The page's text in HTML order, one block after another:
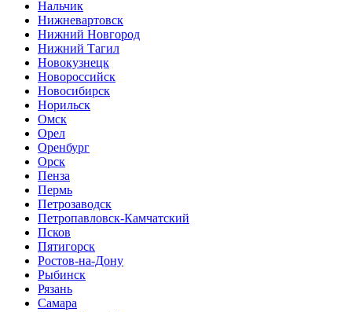
Нальчик
Нижневартовск
Нижний Новгород
Нижний Тагил
Новокузнецк
Новороссийск
Новосибирск
Норильск
Омск
Орел
Оренбург
Орск
Пенза
Пермь
Петрозаводск
Петропавловск-Камчатский
Псков
Пятигорск
Ростов-на-Дону
Рыбинск
Рязань
Самара